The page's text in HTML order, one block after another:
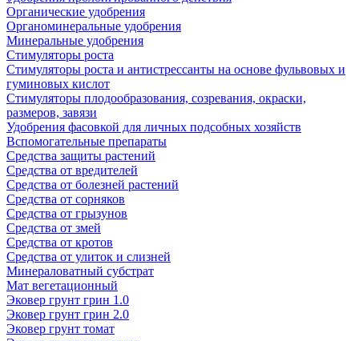
Органические удобрения
Органоминеральные удобрения
Минеральные удобрения
Стимуляторы роста
Стимуляторы роста и антистрессанты на основе фульвовых и
гуминовых кислот
Стимуляторы плодообразования, созревания, окраски,
размеров, завязи
Удобрения фасовкой для личных подсобных хозяйств
Вспомогательные препараты
Средства защиты растений
Средства от вредителей
Средства от болезней растений
Средства от сорняков
Средства от грызунов
Средства от змей
Средства от кротов
Средства от улиток и слизней
Минераловатный субстрат
Мат вегетационный
Эковер грунт грин 1.0
Эковер грунт грин 2.0
Эковер грунт томат